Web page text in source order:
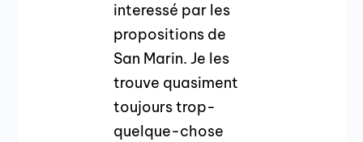
interessé par les
propositions de
San Marin. Je les
trouve quasiment
toujours trop-
quelque-chose